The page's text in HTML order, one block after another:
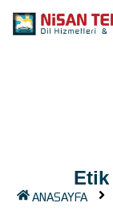
Etik
ANASAYFA